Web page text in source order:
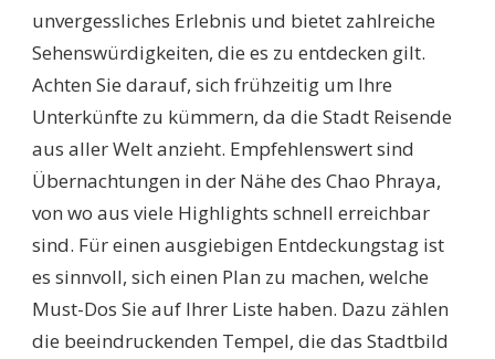
unvergessliches Erlebnis und bietet zahlreiche
Sehenswürdigkeiten, die es zu entdecken gilt.
Achten Sie darauf, sich frühzeitig um Ihre
Unterkünfte zu kümmern, da die Stadt Reisende
aus aller Welt anzieht. Empfehlenswert sind
Übernachtungen in der Nähe des Chao Phraya,
von wo aus viele Highlights schnell erreichbar
sind. Für einen ausgiebigen Entdeckungstag ist
es sinnvoll, sich einen Plan zu machen, welche
Must-Dos Sie auf Ihrer Liste haben. Dazu zählen
die beeindruckenden Tempel, die das Stadtbild